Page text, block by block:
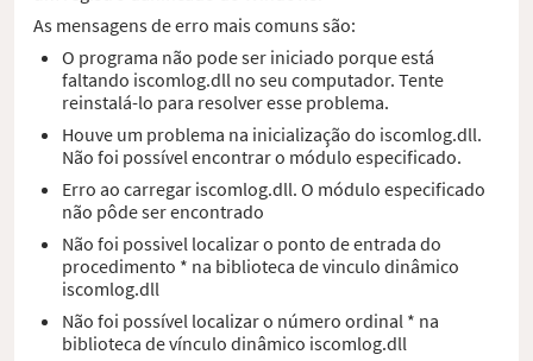
As mensagens de erro mais comuns são:
O programa não pode ser iniciado porque está
faltando iscomlog.dll no seu computador. Tente
reinstalá-lo para resolver esse problema.
Houve um problema na inicialização do iscomlog.dll.
Não foi possível encontrar o módulo especificado.
Erro ao carregar iscomlog.dll. O módulo especificado
não pôde ser encontrado
Não foi possivel localizar o ponto de entrada do
procedimento * na biblioteca de vinculo dinâmico
iscomlog.dll
Não foi possível localizar o número ordinal * na
biblioteca de vínculo dinâmico iscomlog.dll